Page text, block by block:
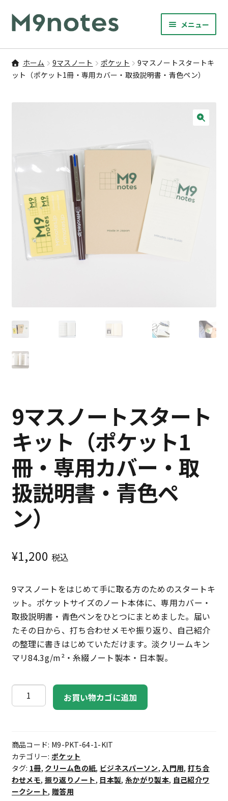
ナ
ビ
ゲ
ー
シ
ン
プ
コ
ン
テ
ン
ツ
ス
メニュー
9マスノート
サ
ブ
メ
を
書籍・文具・雑貨
サ
ニ
ュ
研修
ブ
アカウント
ご利用案内
特定商取引法に基づく表記
ホーム 9マスノート ポケット
9マスノートスタートキ
ット（ポケット1冊・専用カバー・取扱説明書・青色ペン）
9マスノートスタート
キット（ポケット1
冊・専用カバー・取
扱説明書・青色ペ
ン）
¥1,200 税込
9マスノートをはじめて手に取る方のためのスタートキ
ット。ポケットサイズのノート本体に、専用カバー・
取扱説明書・青色ペンをひとつにまとめました。届い
たその日から、打ち合わせメモや振り返り、自己紹介
の整理に書きはじめていただけます。淡クリームキン
マリ84.3g/m²・糸綴ノート製本・日本製。
9
マ
ー
ト
ス
タ
お買い物カゴに追加
商品コード: M9-PKT-64-1-KIT
カテゴリー: ポケット
タグ: 1冊, クリーム色の紙, ビジネスパーソン, 入門用, 打ち合
わせメモ, 振り返りノート, 日本製,糸かがり製本, 自己紹介ワ
ークシート, 贈答用